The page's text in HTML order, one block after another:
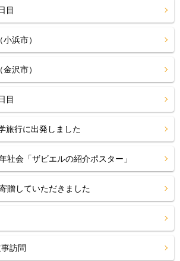
目
浜市）
沢市）
目
行に出発しました
社会「ザビエルの紹介ポスター」
贈していただきました
訪問